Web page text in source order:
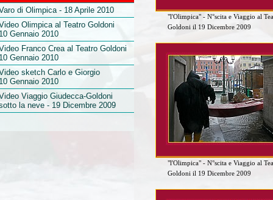
"l'Olimpica" - N°scita e Viaggio al
Goldoni il 19 Dicembre 2009
"l'Olimpica" - N°scita e Viaggio al
Goldoni il 19 Dicembre 2009
di Olimpica - 18 Aprile 2010
Olimpica al Teatro Goldoni
Gennaio 2010
Franco Crea al Teatro Goldoni
Gennaio 2010
sketch Carlo e Giorgio
Gennaio 2010
Viaggio Giudecca-Goldoni
la neve - 19 Dicembre 2009